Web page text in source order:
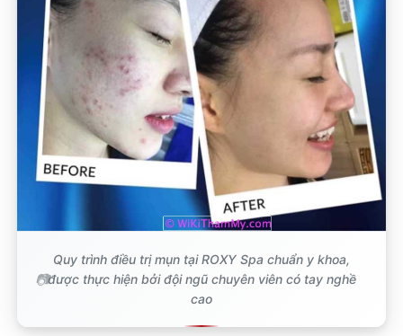
Quy trình điều trị mụn tại ROXY Spa chuẩn y khoa,
được thực hiện bởi đội ngũ chuyên viên có tay nghề
cao